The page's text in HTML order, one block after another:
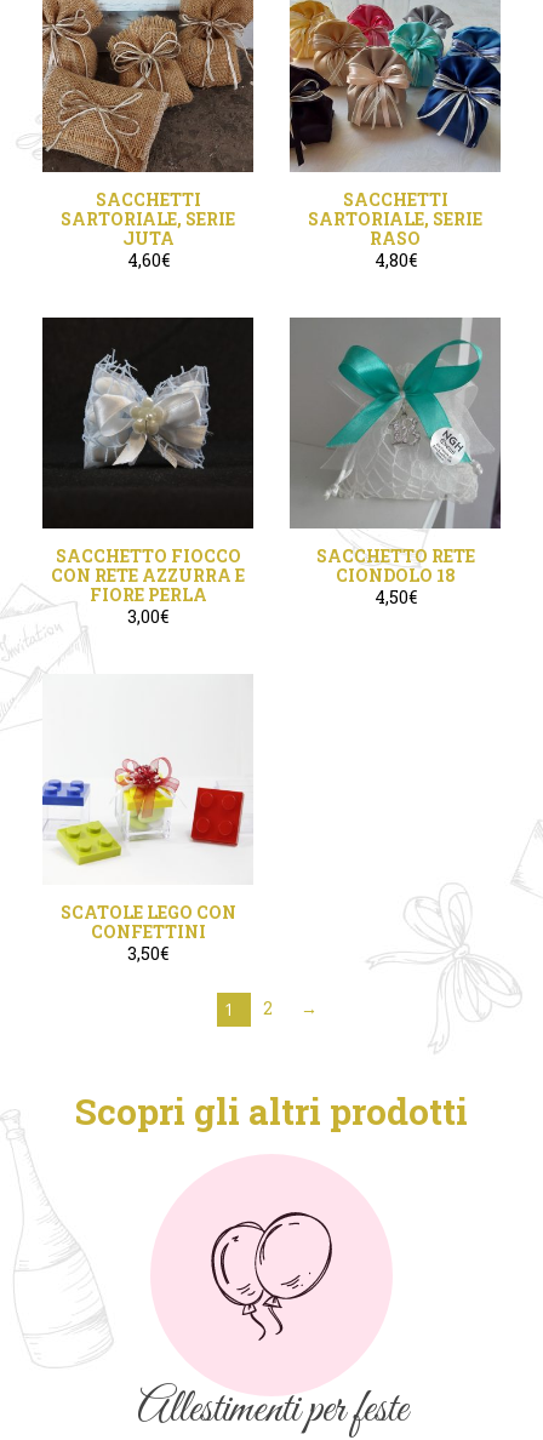
SACCHETTI
SARTORIALE, SERIE
JUTA
4,60€
SACCHETTI
SARTORIALE, SERIE
RASO
4,80€
SACCHETTO FIOCCO
CON RETE AZZURRA E
FIORE PERLA
3,00€
SACCHETTO RETE
CIONDOLO 18
4,50€
SCATOLE LEGO CON
CONFETTINI
3,50€
1 2 →
Scopri gli altri prodotti
Allestimenti per feste